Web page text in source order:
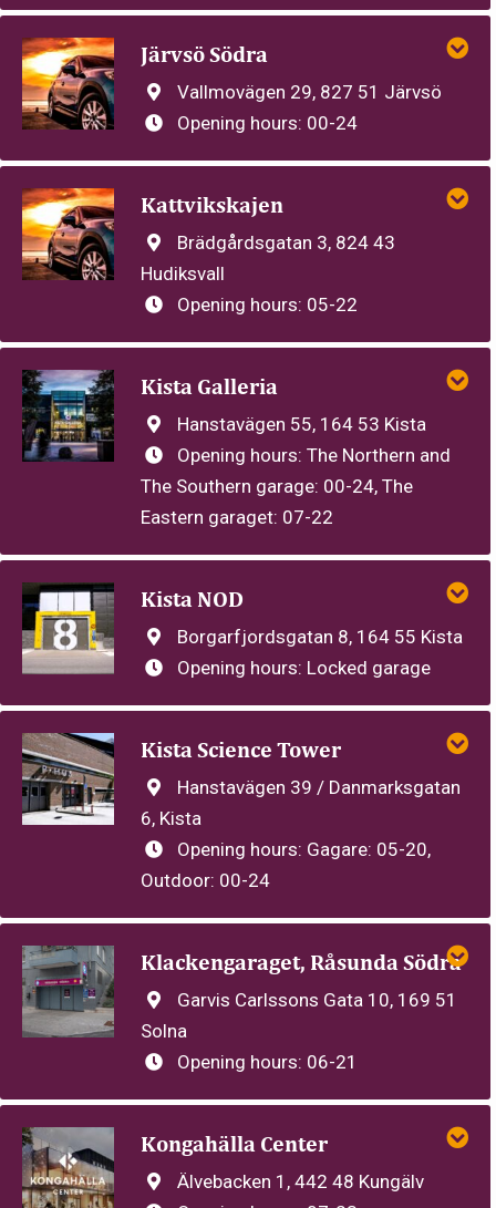
Järvsö Södra
Vallmovägen 29, 827 51 Järvsö
Opening hours: 00-24
Kattvikskajen
Brädgårdsgatan 3, 824 43
Hudiksvall
Opening hours: 05-22
Kista Galleria
Hanstavägen 55, 164 53 Kista
Opening hours: The Northern and
The Southern garage: 00-24, The
Eastern garaget: 07-22
Kista NOD
Borgarfjordsgatan 8, 164 55 Kista
Opening hours: Locked garage
Kista Science Tower
Hanstavägen 39 / Danmarksgatan
6, Kista
Opening hours: Gagare: 05-20,
Outdoor: 00-24
Klackengaraget, Råsunda Södra
Garvis Carlssons Gata 10, 169 51
Solna
Opening hours: 06-21
Kongahälla Center
Älvebacken 1, 442 48 Kungälv